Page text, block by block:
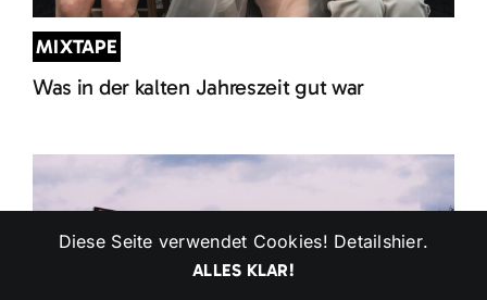
MIXTAPE
Was in der kalten Jahreszeit gut war
Diese Seite verwendet Cookies! Detailshier.
ALLES KLAR!